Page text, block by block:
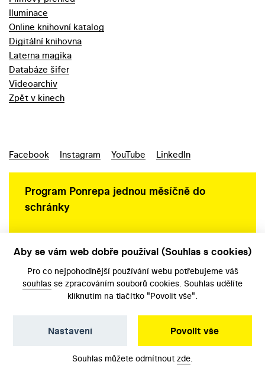
Iluminace
Online knihovní katalog
Digitální knihovna
Laterna magika
Databáze šifer
Videoarchiv
Zpět v kinech
Facebook Instagram YouTube LinkedIn
Program Ponrepa jednou měsíčně do
schránky
Aby se vám web dobře používal (Souhlas s cookies)
Pro co nejpohodlnější používání webu potřebujeme váš
souhlas se zpracováním souborů cookies. Souhlas udělíte
kliknutím na tlačítko "Povolit vše".
Povolit vše
Nastavení
Souhlas můžete odmítnout zde